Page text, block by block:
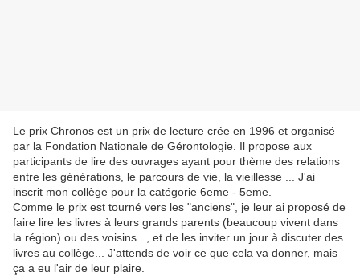
Le prix Chronos est un prix de lecture crée en 1996 et organisé
par la Fondation Nationale de Gérontologie. Il propose aux
participants de lire des ouvrages ayant pour thème des relations
entre les générations, le parcours de vie, la vieillesse ... J'ai
inscrit mon collège pour la catégorie 6eme - 5eme.
Comme le prix est tourné vers les "anciens", je leur ai proposé de
faire lire les livres à leurs grands parents (beaucoup vivent dans
la région) ou des voisins..., et de les inviter un jour à discuter des
livres au collège... J'attends de voir ce que cela va donner, mais
ça a eu l'air de leur plaire.